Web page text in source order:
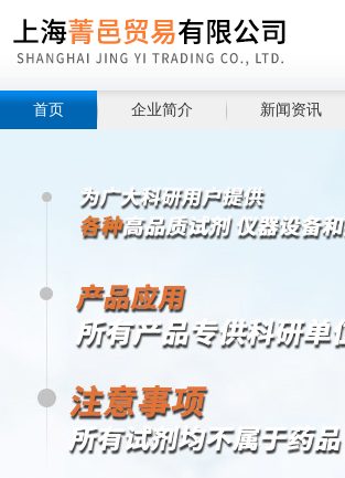
首页 企业简介 新闻资讯